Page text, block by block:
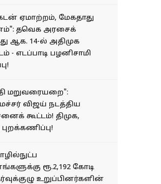
ஏமாற்றம், மேகதாது
தவெக அரசைக்
ஆக. 14-ல் அதிமுக
- எடப்பாடி பழனிசாமி
மறுவரையறை":
விஜய் நடத்திய
கூட்டம்! திமுக,
ரூ.2,192 கோடி
உறுப்பினர்களின்